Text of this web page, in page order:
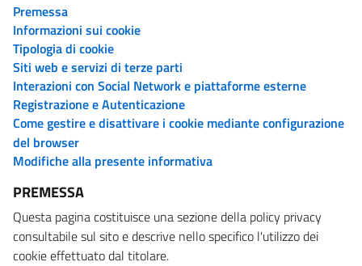
Premessa
Informazioni sui cookie
Tipologia di cookie
Siti web e servizi di terze parti
Interazioni con Social Network e piattaforme esterne
Registrazione e Autenticazione
Come gestire e disattivare i cookie mediante configurazione
del browser
Modifiche alla presente informativa
PREMESSA
Questa pagina costituisce una sezione della policy privacy
consultabile sul sito e descrive nello specifico l'utilizzo dei
cookie effettuato dal titolare.